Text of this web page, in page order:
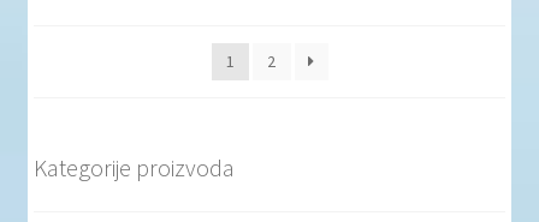
1 2
Kategorije proizvoda